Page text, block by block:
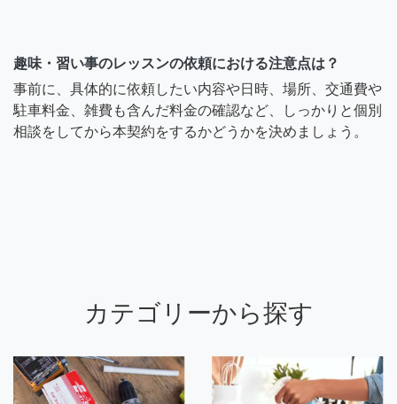
趣味・習い事のレッスンの依頼における注意点は？
事前に、具体的に依頼したい内容や日時、場所、交通費や
駐車料金、雑費も含んだ料金の確認など、しっかりと個別
相談をしてから本契約をするかどうかを決めましょう。
カテゴリーから探す